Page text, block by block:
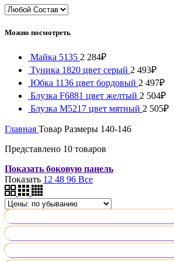
Можно посмотреть
Майка 5135 2 284₽
Туника 1820 цвет серый 2 493₽
Юбка 1136 цвет бордовый 2 497₽
Блузка F6881 цвет желтый 2 504₽
Блузка М5217 цвет мятный 2 505₽
Главная Товар Размеры 140-146
Представлено 10 товаров
Показать боковую панель
Показать 12 48 96 Все